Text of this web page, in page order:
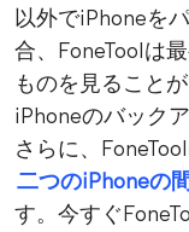
以外でiPhoneを
合、FoneToolは
ものを見ること
iPhoneのバック
さらに、
二つのiPhoneの
す。今すぐ